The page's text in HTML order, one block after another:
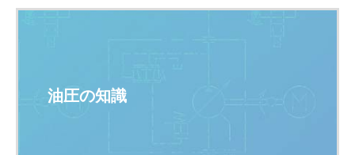
油圧の知識